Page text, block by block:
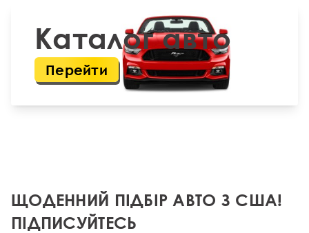
Каталог авто
Перейти
ЩОДЕННИЙ ПІДБІР АВТО З США!
ПІДПИСУЙТЕСЬ